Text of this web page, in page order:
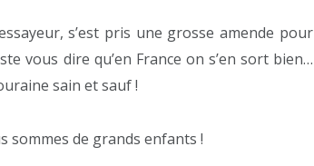
s’est pris une grosse amende pour
vous dire qu’en France on s’en sort bien…
sain et sauf !
sommes de grands enfants !